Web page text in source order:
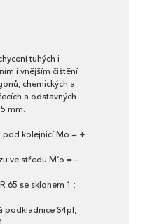
tuhých i
i vnějším čištění
chemických a
a odstavných
mm.
pod kolejnicí Mo = +
ve středu M‘o = –
65 se sklonem 1 :
podkladnice S4pl,